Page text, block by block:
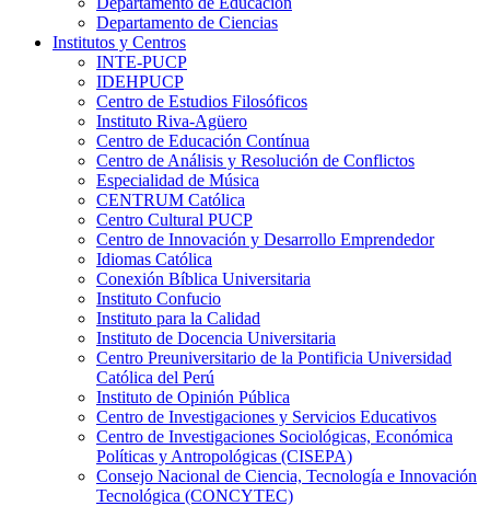
Departamento de Ciencias
Institutos y Centros
INTE-PUCP
IDEHPUCP
Centro de Estudios Filosóficos
Instituto Riva-Agüero
Centro de Educación Contínua
Centro de Análisis y Resolución de Conflictos
Especialidad de Música
CENTRUM Católica
Centro Cultural PUCP
Centro de Innovación y Desarrollo Emprendedor
Idiomas Católica
Conexión Bíblica Universitaria
Instituto Confucio
Instituto para la Calidad
Instituto de Docencia Universitaria
Centro Preuniversitario de la Pontificia Universidad
Católica del Perú
Instituto de Opinión Pública
Centro de Investigaciones y Servicios Educativos
Centro de Investigaciones Sociológicas, Económica
Políticas y Antropológicas (CISEPA)
Consejo Nacional de Ciencia, Tecnología e Innovación
Tecnológica (CONCYTEC)